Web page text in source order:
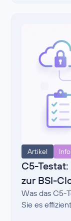
Artikel
C5-
zur BSI-
Was das C5-
Sie es